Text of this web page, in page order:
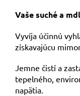
Vaše suché a
Vyvíja účinnú
získavajúcu
Jemne čistí a
tepelného,
napätia.